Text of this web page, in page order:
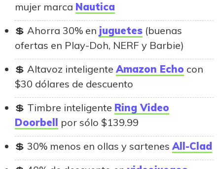
mujer marca Nautica
Ahorra 30% en juguetes (buenas
ofertas en Play-Doh, NERF y Barbie)
Altavoz inteligenteAmazon Echo con
$30 dólares de descuento
Timbre inteligente Ring Video
Doorbell por sólo $139.99
30% menos en ollas y sartenesAll-Clad